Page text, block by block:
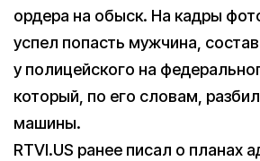
ордера на обыск. На кадры
успел попасть мужчина,
у полицейского на
который, по его словам,
машины.
RTVI.US ранее писал о планах